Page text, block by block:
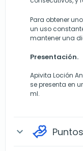
Para obtener
un uso
mantener una
Presentación.
Apivita Loción
se presenta en
ml.
expand_more